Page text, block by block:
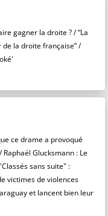
gagner la droite ? / “La
la droite française” /
ce drame a provoqué
Glucksmann : Le
sans suite" :
victimes de violences
et lancent bien leur